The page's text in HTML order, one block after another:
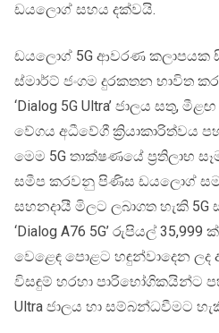
ඩයලොග් සහය දක්වයි.
ඩයලොග් 5G ආවරණ කලාපයක
ස්මාර්ට් ජංගම දුරකතන භාවිත
‘Dialog 5G Ultra’ ජාලය සතු,
වේගය අධීවේගී ක්‍රියාකාරිත්වය
මෙම 5G තාක්ෂණයේ ප්‍රතිලාභ
සමීප කරවනු පිණිස ඩයලොග්
සහනදායී මිලට ලබාගත හැකි
‘Dialog A76 5G’ රුපියල්
වෙළෙඳ පොළට හඳුන්වාදෙන ලද
විසඳුම් හරහා පාරිභෝගිකයින්ට
Ultra ජාලය හා සම්බන්ධවීමට